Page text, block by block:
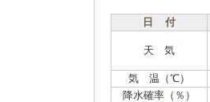
日 付
天 気
気 温（℃）
降水確率（％）